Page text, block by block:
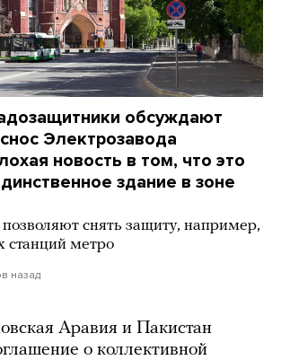
обсуждают
Электрозавода
новость в том, что это
здание в зоне
снять защиту, например,
станций метро
назад
Аравия и Пакистан
о коллективной